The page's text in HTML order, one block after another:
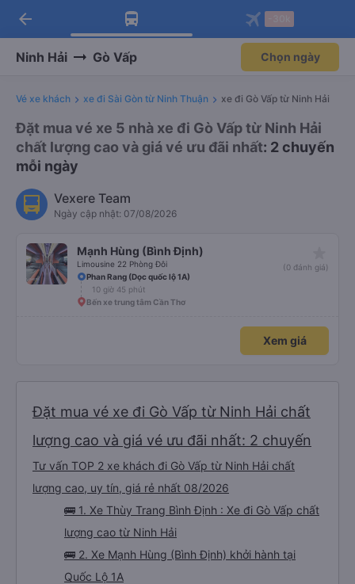
Tải app Vexere ngay!
Nhận ưu đãi thành viên độc
Mở app
Tải app Vexere
-30k/ghế khi đặt vé máy bay qua
Mở app
arrow_back
Ninh Hải Gò Vấp Chọn ngày
Vé xe khách xe đi Sài Gòn từ Ninh Thuận xe đi Gò Vấp từ Ninh Hải
Đặt mua vé xe 5 nhà xe đi Gò Vấp từ Ninh Hải
chất lượng cao và giá vé ưu đãi nhất: 2 chuyến
mỗi ngày
Vexere Team
Ngày cập nhật: 07/08/2026
Mạnh Hùng (Bình Định)
Limousine 22 Phòng Đôi
(0 đánh giá)
Phan Rang (Dọc quốc lộ 1A)
10 giờ 45 phút
Bến xe trung tâm Cần Thơ
Xem giá
Đặt mua vé xe đi Gò Vấp từ Ninh Hải chất
lượng cao và giá vé ưu đãi nhất: 2 chuyến
Tư vấn TOP 2 xe khách đi Gò Vấp từ Ninh Hải chất
lượng cao, uy tín, giá rẻ nhất 08/2026
🚌 1. Xe Thùy Trang Bình Định : Xe đi Gò Vấp chất
lượng cao từ Ninh Hải
🚌 2. Xe Mạnh Hùng (Bình Định) khởi hành tại
Quốc Lộ 1A